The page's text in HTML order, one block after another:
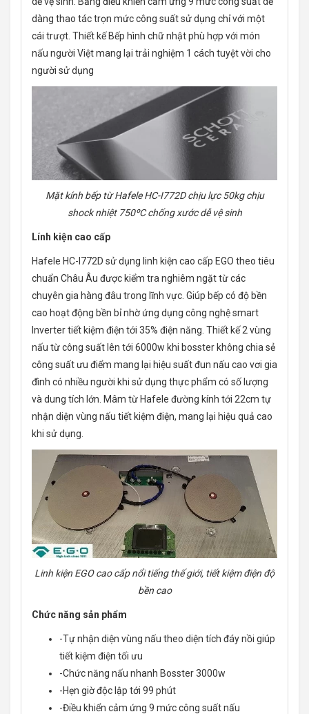
dàng thao tác trọn mức công suất sử dụng chỉ với một
cái trượt. Thiết kế Bếp hình chữ nhật phù hợp với món
nấu người Việt mang lại trải nghiệm 1 cách tuyệt vời cho
người sử dụng
Mặt kính bếp từ Hafele HC-I772D chịu lực 50kg chịu
shock nhiệt 750ºC chống xước dễ vệ sinh
Lính kiện cao cấp
Hafele HC-I772D sử dụng linh kiện cao cấp EGO theo tiêu
chuẩn Châu Âu được kiểm tra nghiêm ngặt từ các
chuyên gia hàng đâu trong lĩnh vực. Giúp bếp có độ bền
cao hoạt động bền bỉ nhờ ứng dụng công nghệ smart
Inverter tiết kiệm điện tới 35% điện năng. Thiết kế 2 vùng
nấu từ công suất lên tới 6000w khi bosster không chia sẻ
công suất ưu điểm mang lại hiệu suất đun nấu cao vơi gia
đình có nhiều người khi sử dụng thực phẩm có số lượng
và dung tích lớn. Mâm từ Hafele đường kính tới 22cm tự
nhận diện vùng nấu tiết kiệm điện, mang lại hiệu quả cao
khi sử dụng.
Linh kiện EGO cao cấp nổi tiếng thế giới, tiết kiệm điện độ
bền cao
Chức năng sản phẩm
-Tự nhận diện vùng nấu theo diện tích đáy nồi giúp
tiết kiệm điện tối ưu
-Chức năng nấu nhanh Bosster 3000w
-Hẹn giờ độc lập tới 99 phút
-Điều khiển cảm ứng 9 mức công suất nấu